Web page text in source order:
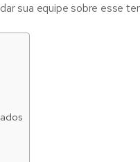
sua equipe sobre esse